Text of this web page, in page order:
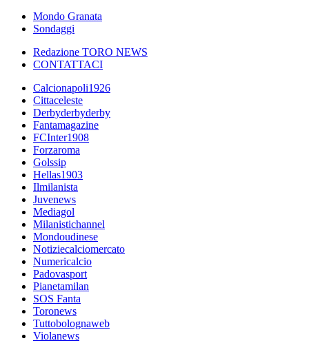
Mondo Granata
Sondaggi
Redazione TORO NEWS
CONTATTACI
Calcionapoli1926
Cittaceleste
Derbyderbyderby
Fantamagazine
FCInter1908
Forzaroma
Golssip
Hellas1903
Ilmilanista
Juvenews
Mediagol
Milanistichannel
Mondoudinese
Notiziecalciomercato
Numericalcio
Padovasport
Pianetamilan
SOS Fanta
Toronews
Tuttobolognaweb
Violanews